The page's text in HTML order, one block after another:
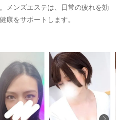
メンズエステは、日常の疲れを効
康をサポートします。